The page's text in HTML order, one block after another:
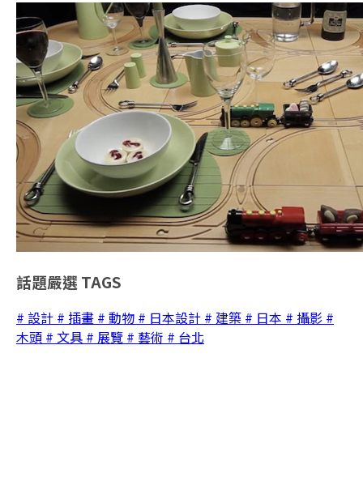
話題嚴選 TAGS
# 設計 # 插畫 # 動物 # 日本設計 # 建築 # 日本 # 攝影 #
木頭 # 文具 # 展覽 # 藝術 # 台北